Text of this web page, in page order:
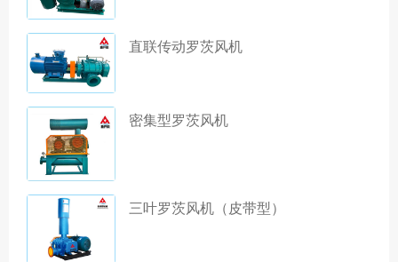
直联传动罗茨风机
密集型罗茨风机
三叶罗茨风机（皮带型）